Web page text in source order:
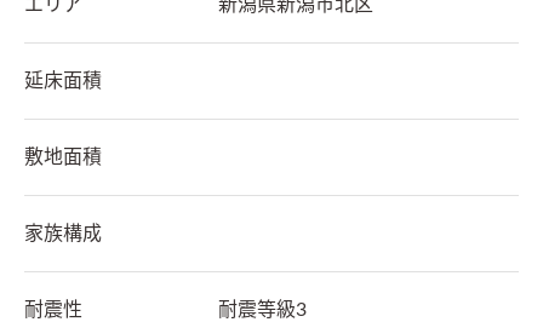
エリア 新潟県新潟市北区
延床面積
敷地面積
家族構成
耐震性 耐震等級3